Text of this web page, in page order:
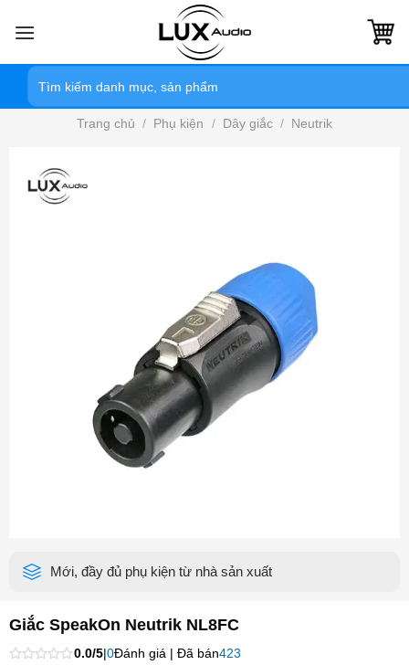
qua
Tìm
kiếm:
Trang chủ / Phụ kiện / Dây giắc / Neutrik
Mới, đầy đủ phụ kiện từ nhà sản xuất
Giắc SpeakOn Neutrik NL8FC
0.0/5|0Đánh giá | Đã bán423